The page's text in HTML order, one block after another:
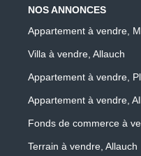
NOS ANNONCES
Appartement à vendre,
Villa à vendre, Allauch
Appartement à vendre,
Appartement à vendre,
Fonds de commerce à
Terrain à vendre, Allauch